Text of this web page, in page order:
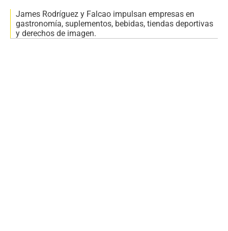
James Rodríguez y Falcao impulsan empresas en
gastronomía, suplementos, bebidas, tiendas deportivas
y derechos de imagen.